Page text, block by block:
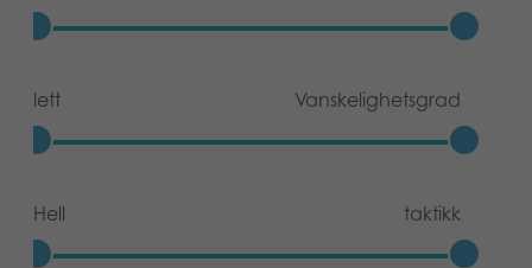
lett Vanskelighetsgrad
Hell taktikk